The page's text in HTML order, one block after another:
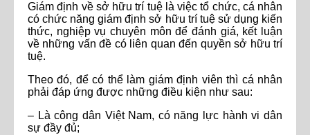
Giám định về sở hữu trí tuệ là việc tổ chức, cá nhân
có chức năng giám định sở hữu trí tuệ sử dụng kiến
thức, nghiệp vụ chuyên môn để đánh giá, kết luận
về những vấn đề có liên quan đến quyền sở hữu trí
tuệ.
Theo đó, để có thể làm giám định viên thì cá nhân
phải đáp ứng được những điều kiện như sau:
– Là công dân Việt Nam, có năng lực hành vi dân
sự đầy đủ;